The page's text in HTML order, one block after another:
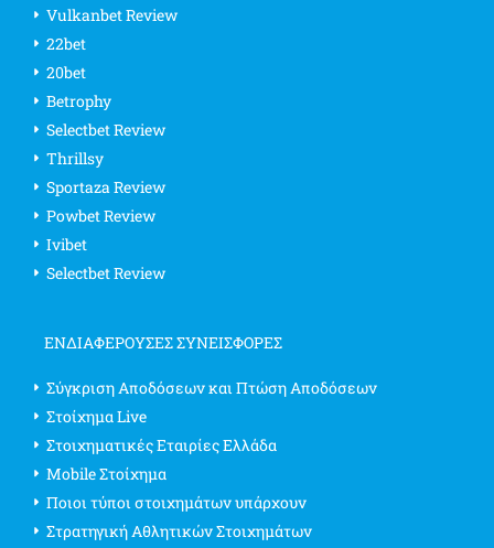
Vulkanbet Review
22bet
20bet
Betrophy
Selectbet Review
Thrillsy
Sportaza Review
Powbet Review
Ivibet
Selectbet Review
ΕΝΔΙΑΦΈΡΟΥΣΕΣ ΣΥΝΕΙΣΦΟΡΈΣ
Σύγκριση Αποδόσεων και Πτώση Αποδόσεων
Στοίχημα Live
Στοιχηματικές Εταιρίες Ελλάδα
Mobile Στοίχημα
Ποιοι τύποι στοιχημάτων υπάρχουν
Στρατηγική Αθλητικών Στοιχημάτων